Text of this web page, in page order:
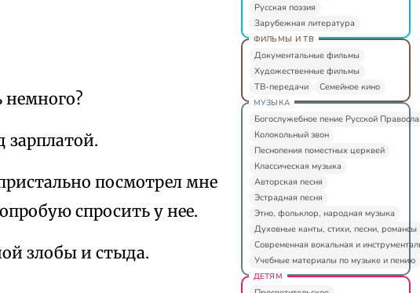
зарплатой.
посмотрел мне
спросить у нее.
злобы и стыда.
Русская поэзия
Зарубежная литература
ФИЛЬМЫ И ТВ
Документальные фильмы
Художественные фильмы
ТВ-передачи
Семейное кино
МУЗЫКА
Богослужебное пение Русской
Колокольный звон
Песнопения поместных церквей
Классическая музыка
Авторская песня
Эстрадная песня
Этно, фольклор, народная музыка
Духовные канты, стихи, песни, романсы
Современная вокальная и
Учебные материалы по музыке и пению
ДЕТЯМ